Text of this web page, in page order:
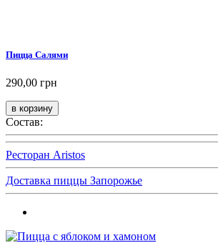
Пицца Салями
290,00 грн
Состав:
Ресторан Aristos
Доставка пиццы Запорожье